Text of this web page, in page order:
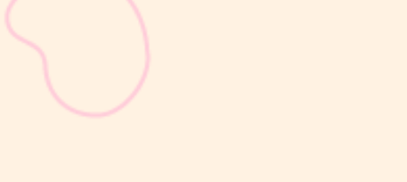
Selain berat badan, tinggi badan menjadi salah satu indikator
utama untuk menilai apakah tumbuh kembang si Kecil berjalan